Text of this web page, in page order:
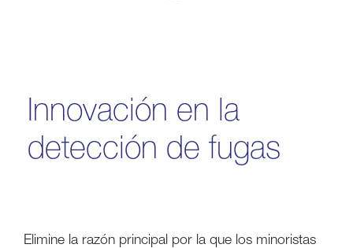
Innovación en la
detección de fugas
Elimine la razón principal por la que los minoristas